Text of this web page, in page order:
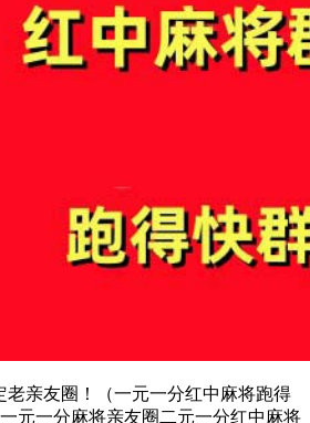
老亲友圈！（一元一分红中麻将跑得
元一分麻将亲友圈二元一分红中麻将